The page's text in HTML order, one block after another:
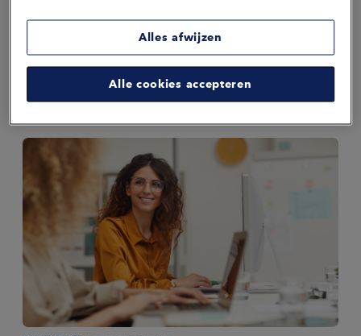
Business-
analist
Financial
Controller
A
Hie
Communicatieadviseur
Ontwerper &Scrum
Alles afwijzen
Alle cookies accepteren